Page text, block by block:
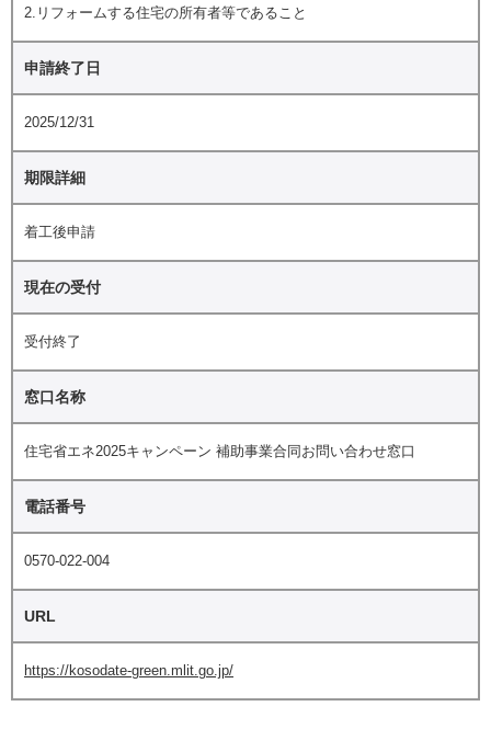
2.リフォームする住宅の所有者等であること
申請終了日
2025/12/31
期限詳細
着工後申請
現在の受付
受付終了
窓口名称
住宅省エネ2025キャンペーン 補助事業合同お問い合わせ窓口
電話番号
0570-022-004
URL
https://kosodate-green.mlit.go.jp/